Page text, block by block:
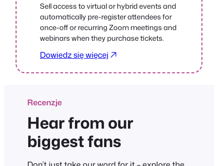
Sell access to virtual or hybrid events and
automatically pre-register attendees for
once-off or recurring Zoom meetings and
webinars when they purchase tickets.
Dowiedz się więcej
Recenzje
Hear from our
biggest fans